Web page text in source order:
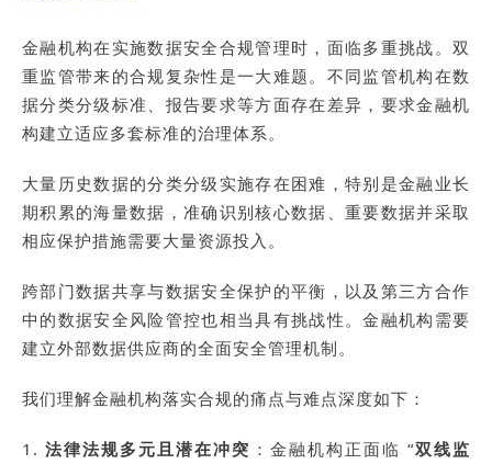
金融机构在实施数据安全合规管理时，面临多重挑战。双
重监管带来的合规复杂性是一大难题。不同监管机构在数
据分类分级标准、报告要求等方面存在差异，要求金融机
构建立适应多套标准的治理体系。
大量历史数据的分类分级实施存在困难，特别是金融业长
期积累的海量数据，准确识别核心数据、重要数据并采取
相应保护措施需要大量资源投入。
跨部门数据共享与数据安全保护的平衡，以及第三方合作
中的数据安全风险管控也相当具有挑战性。金融机构需要
建立外部数据供应商的全面安全管理机制。
我们理解金融机构落实合规的痛点与难点深度如下：
1.法律法规多元且潜在冲突 ：金融机构正面临 “双线监